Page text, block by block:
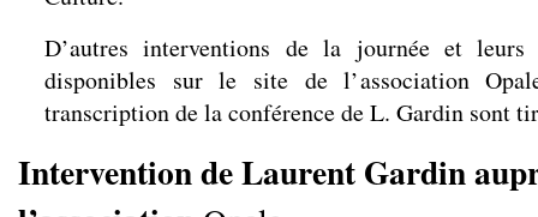
D’autres interventions de la journée et leurs
disponibles sur le site de l’association
transcription de la conférence de L. Gardin sont
Intervention de Laurent Gardin